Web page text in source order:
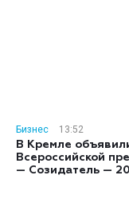
Бизнес
13:52
В Кремле
Всероссийской
— Созидатель —